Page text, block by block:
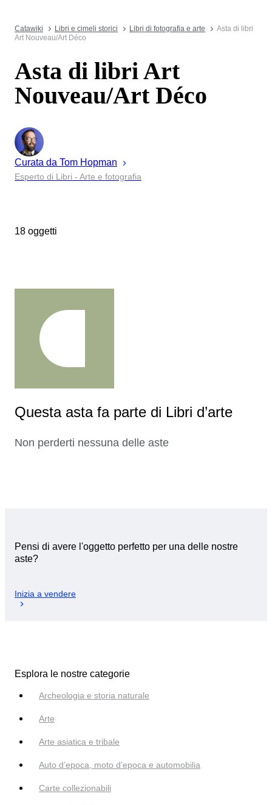
Catawiki Libri e cimeli storici Libri di fotografia e arte
Asta di libri
Art Nouveau/Art Déco
Asta di libri Art
Nouveau/Art Déco
Curata da Tom Hopman
Esperto di Libri - Arte e fotografia
18 oggetti
Questa asta fa parte di Libri d’arte
Non perderti nessuna delle aste
Pensi di avere l'oggetto perfetto per una delle nostre
aste?
Inizia a vendere
Esplora le nostre categorie
Archeologia e storia naturale
Arte
Arte asiatica e tribale
Auto d’epoca, moto d’epoca e automobilia
Carte collezionabili